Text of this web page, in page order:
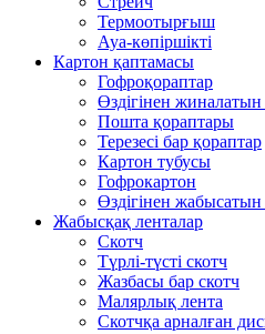
Термоотырғыш
Ауа-көпіршікті
Картон қаптамасы
Гофроқораптар
Өздігінен жиналатын
Пошта қораптары
Терезесі бар қораптар
Картон тубусы
Гофрокартон
Өздігінен жабысатын
Жабысқақ ленталар
Скотч
Түрлі-түсті скотч
Жазбасы бар скотч
Малярлық лента
Скотчқа арналған